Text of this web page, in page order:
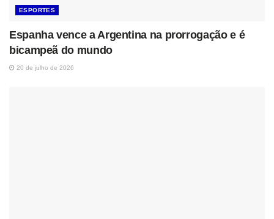
ESPORTES
Espanha vence a Argentina na prorrogação e é
bicampeã do mundo
20 de julho de 2026